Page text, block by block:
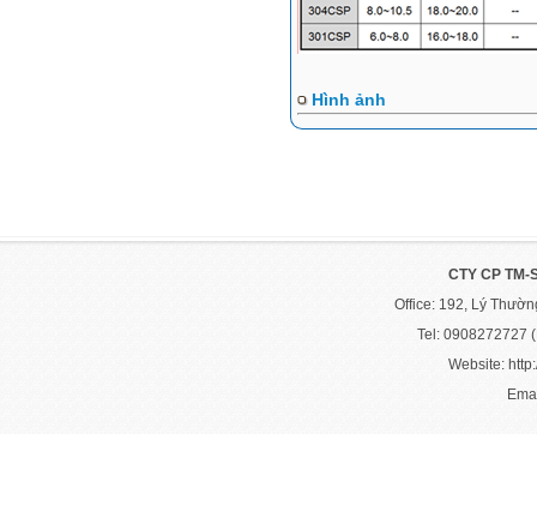
Hình ảnh
CTY CP TM-
Office: 192, Lý
Tel: 0908272727
Website: